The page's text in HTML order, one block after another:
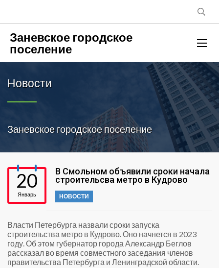
Заневское городское
поселение
Новости
Заневское городское поселение
20
Январь
В Смольном объявили сроки начала
строительсва метро в Кудрово
НОВОСТИ
Власти Петербурга назвали сроки запуска
строительства метро в Кудрово. Оно начнется в 2023
году. Об этом губернатор города Александр Беглов
рассказал во время совместного заседания членов
правительства Петербурга и Ленинградской области.